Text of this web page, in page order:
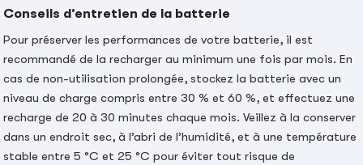
Conseils d’entretien de la batterie
Pour préserver les performances de votre batterie, il est
recommandé de la recharger au minimum une fois par mois. En
cas de non-utilisation prolongée, stockez la batterie avec un
niveau de charge compris entre 30 % et 60 %, et effectuez une
recharge de 20 à 30 minutes chaque mois. Veillez à la conserver
dans un endroit sec, à l’abri de l’humidité, et à une température
stable entre 5 °C et 25 °C pour éviter tout risque de